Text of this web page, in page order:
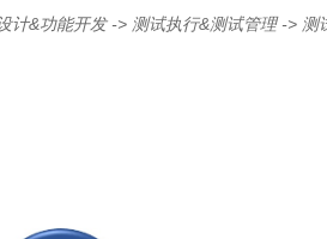
计&功能开发 -> 测试执行&测试管理 -> 测